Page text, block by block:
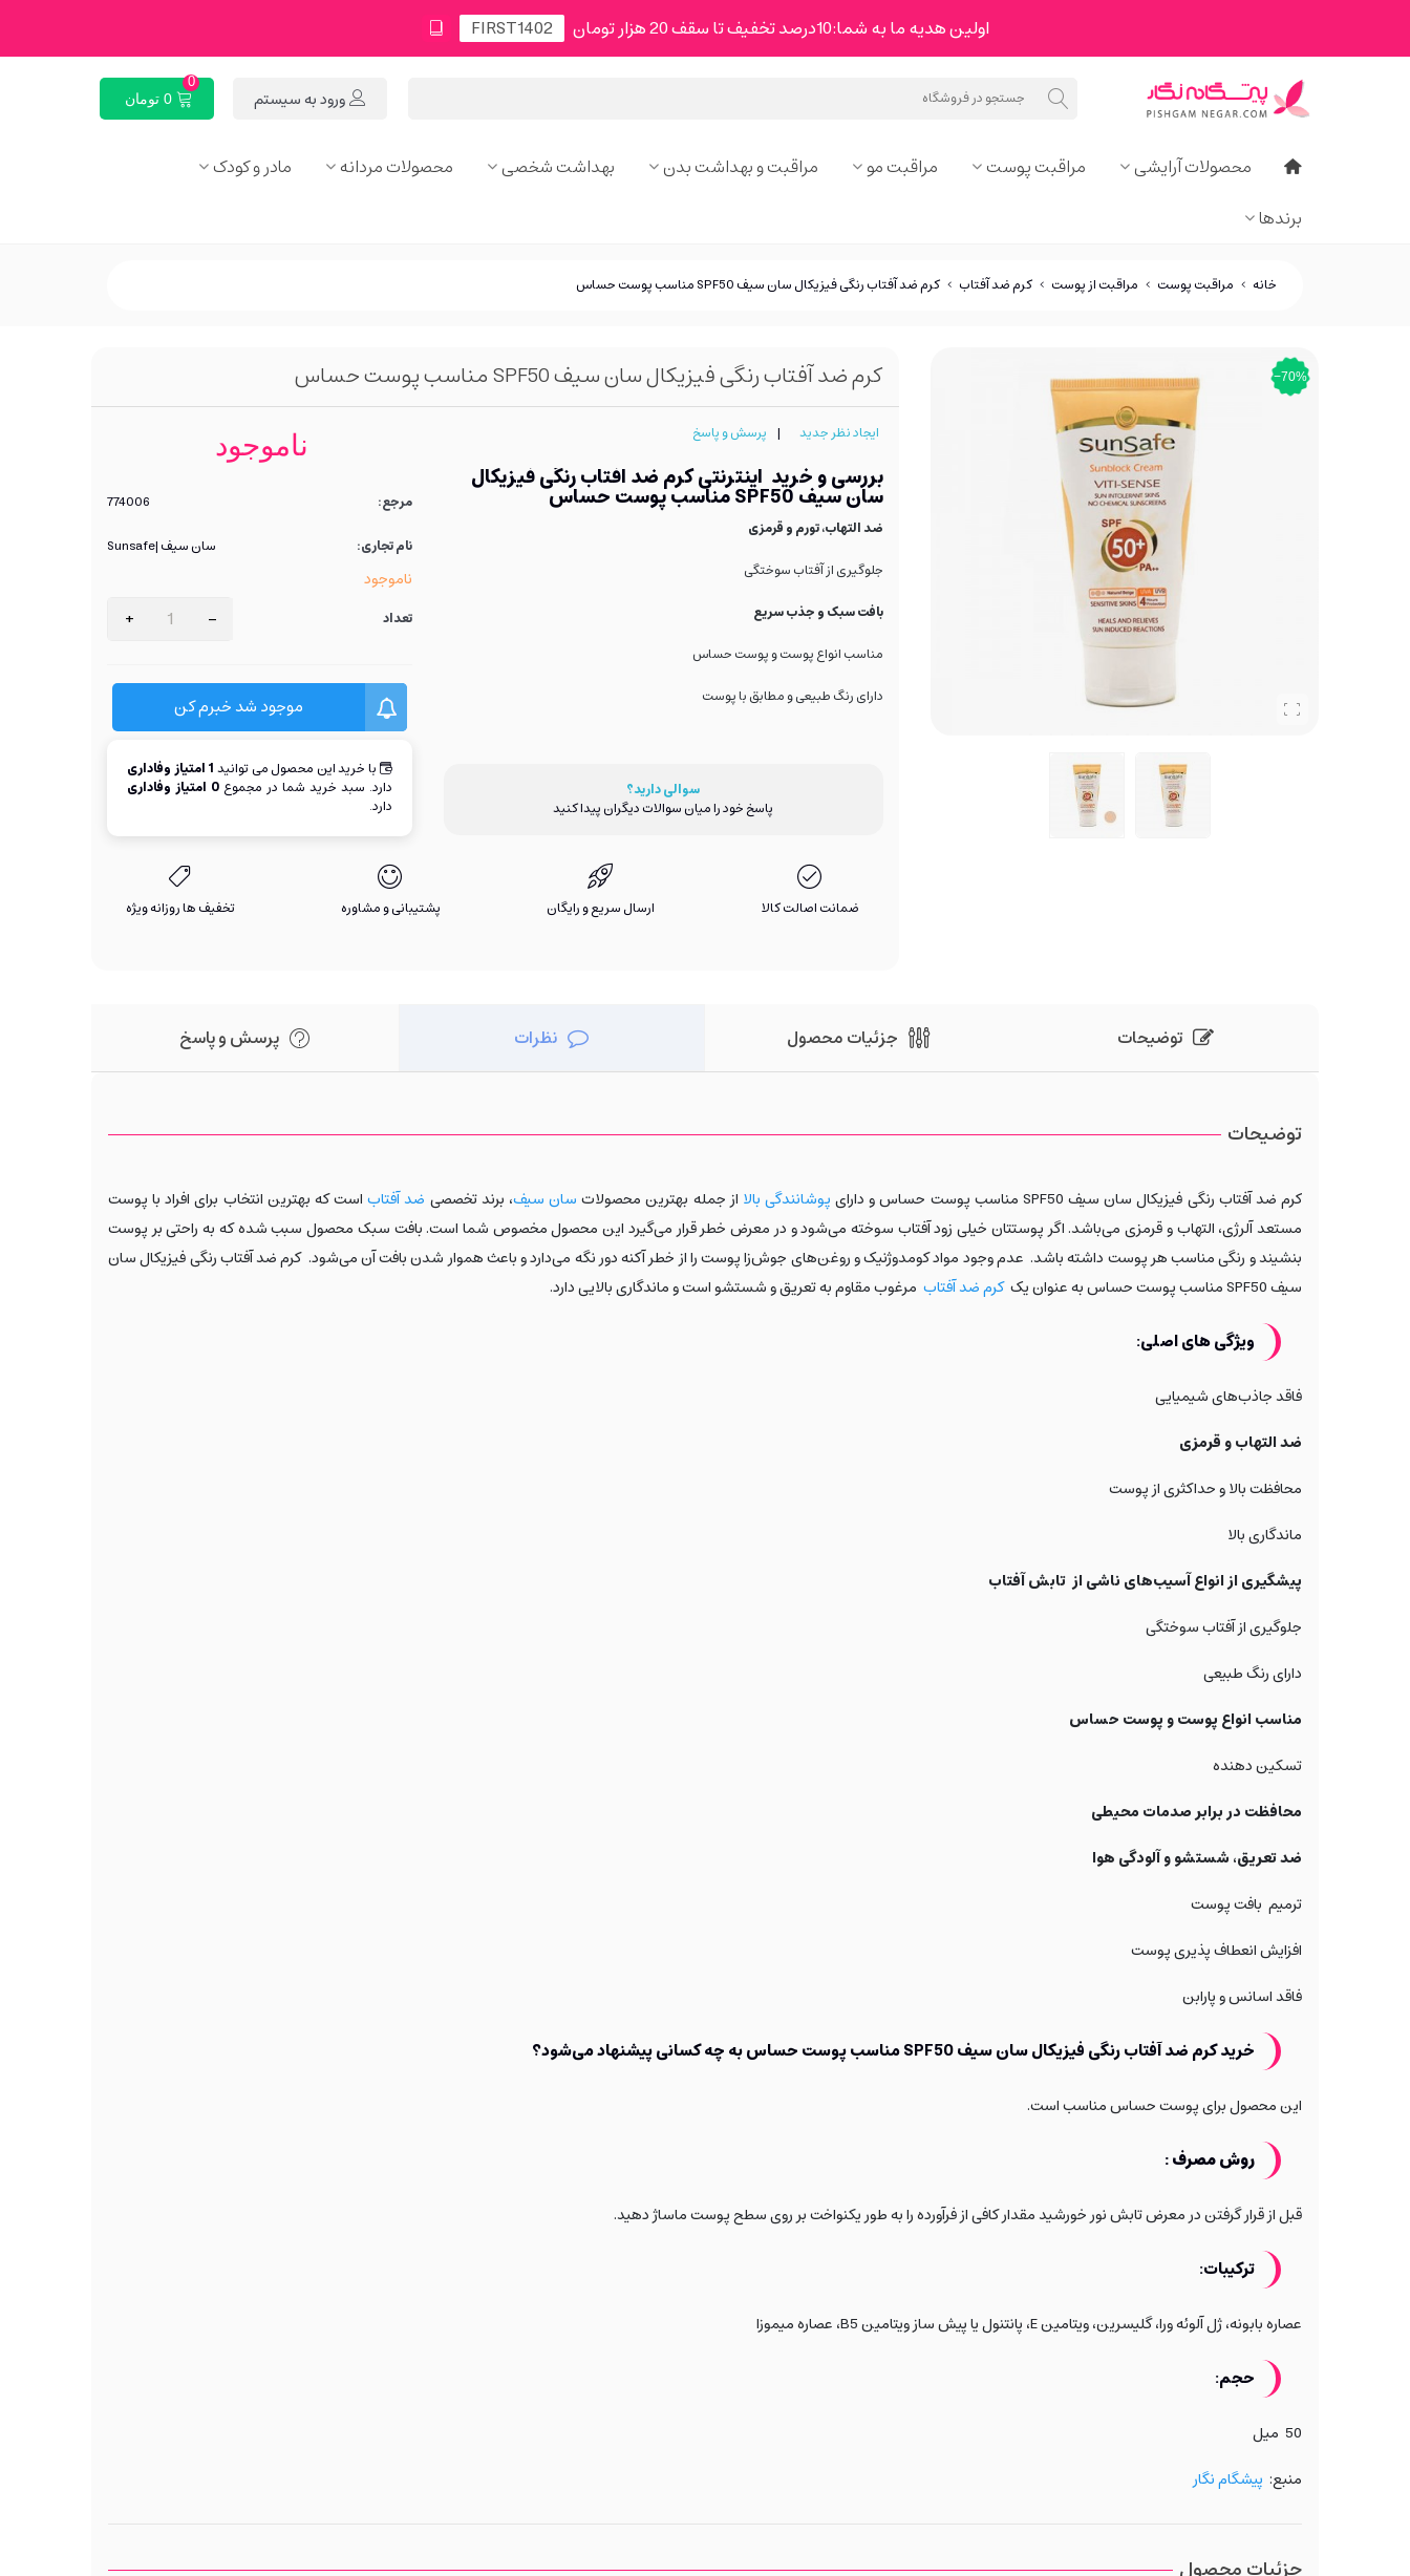
اولین هدیه ما به شما:10درصد تخفیف تا سقف 20 هزار تومان
ورود به سیستم
0
0 تومان
محصولات آرایشی مراقبت پوست مراقبت مو مراقبت و بهداشت بدن بهداشت شخصی محصولات مردانه
مادر و کودک
برندها
خانه > مراقبت پوست > مراقبت از پوست > کرم ضد آفتاب > کرم ضد آفتاب رنگی فیزیکال سان سیف SPF50 مناسب پوست حساس
‎−70% کرم ضد آفتاب رنگی فیزیکال سان سیف SPF50 مناسب پوست حساس
ایجاد نظر جدید | پرسش و پاسخ
بررسی و خرید اینترنتی کرم ضد آفتاب رنگی فیزیکال
سان سیف SPF50 مناسب پوست حساس
ضد التهاب، تورم و قرمزی
جلوگیری از آفتاب سوختگی
بافت سبک و جذب سریع
مناسب انواع پوست و پوست حساس
دارای رنگ طبیعی و مطابق با پوست
سوالی دارید؟
پاسخ خود را میان سوالات دیگران پیدا کنید
ناموجود
مرجع:
774006
نام تجاری:
سان سیف |Sunsafe
ناموجود
تعداد -
+
موجود شد خبرم کن
با خرید این محصول می توانید1امتیاز وفاداری
دارد. سبد خرید شما در مجموع 0 امتیاز وفاداری
دارد.
ضمانت اصالت کالا ارسال سریع و رایگان پشتیبانی و مشاوره تخفیف ها روزانه ویژه
توضیحات جزئیات محصول نظرات پرسش و پاسخ
توضیحات
کرم ضد آفتاب رنگی فیزیکال سان سیف SPF50 مناسب پوست حساس و دارای پوشانندگی بالا از جمله بهترین محصولات سان سیف، برند تخصصی ضد آفتاباست که بهترین انتخاب برای افراد با پوست
مستعد آلرژی، التهاب و قرمزی می‌باشد. اگر پوستتان خیلی زود آفتاب سوخته می‌شود و در معرض خطر قرار می‌گیرد این محصول مخصوص شما است. بافت سبک محصول سبب شده که به راحتی بر پوست
بنشیند و رنگی مناسب هر پوست داشته باشد. عدم وجود مواد کومدوژنیک و روغن‌های جوش‌زا پوست را از خطر آکنه دور نگه می‌دارد و باعث هموار شدن بافت آن می‌شود. کرم ضد آفتاب رنگی فیزیکال سان
سیف SPF50 مناسب پوست حساس به عنوان یک
کرم ضد آفتاب مرغوب مقاوم به تعریق و شستشو است و ماندگاری بالایی دارد.
ویژگی های اصلی:
فاقد جاذب‌های شیمیایی
ضد التهاب و قرمزی
محافظت بالا و حداکثری از پوست
ماندگاری بالا
پیشگیری از انواع آسیب‌های ناشی از تابش آفتاب
جلوگیری از آفتاب سوختگی
دارای رنگ طبیعی
مناسب انواع پوست و پوست حساس
تسکین دهنده
محافظت در برابر صدمات محیطی
ضد تعریق، شستشو و آلودگی هوا
ترمیم بافت پوست
افزایش انعطاف پذیری پوست
فاقد اسانس و پارابن
خرید کرم ضد آفتاب رنگی فیزیکال سان سیف SPF50 مناسب پوست حساس به چه کسانی پیشنهاد می‌شود؟
این محصول برای پوست حساس مناسب است.
روش مصرف :
قبل از قرار گرفتن در معرض تابش نور خورشید مقدار کافی از فرآورده را به طور یکنواخت بر روی سطح پوست ماساژ دهید.
ترکیبات:
عصاره بابونه، ژل آلوئه ورا، گلیسرین، ویتامین E، پانتنول یا پیش ساز ویتامین B5، عصاره میموزا
حجم:
50 میل
منبع: پیشگام نگار